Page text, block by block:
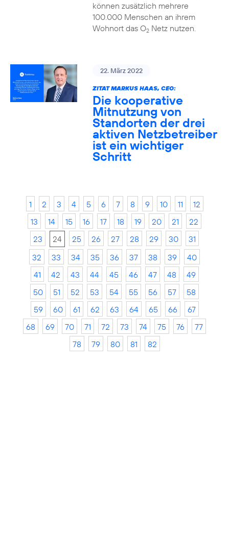
können zusätzlich mehrere
100.000 Menschen an ihrem
Wohnort das O2Netz nutzen.
22. März 2022
ZITAT MARKUS HAAS, CEO:
Die kooperative
Mitnutzung von
Standorten der drei
aktiven Netzbetreiber
ist ein wichtiger
Schritt
1 2 3 4 5 6 7 8 9 10 11
12
13
14 15 16 17 18 19 20 21
22
23
24 25 26 27 28 29 30
31
32
33 34 35 36 37 38 39
40
41
42 43 44 45 46 47 48
49
50
51 52 53 54 55 56 57
58
59
60 61 62 63 64 65 66
67
68
69 70 71 72 73 74 75 76
77
78
79 80 81 82